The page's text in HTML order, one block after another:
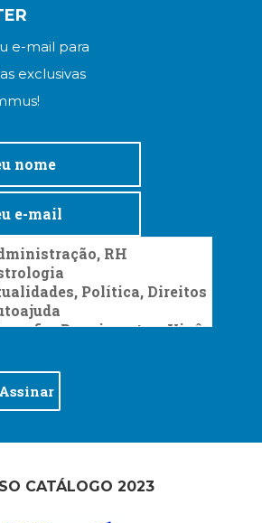
e-mail para
exclusivas
Assinar
CATÁLOGO 2023